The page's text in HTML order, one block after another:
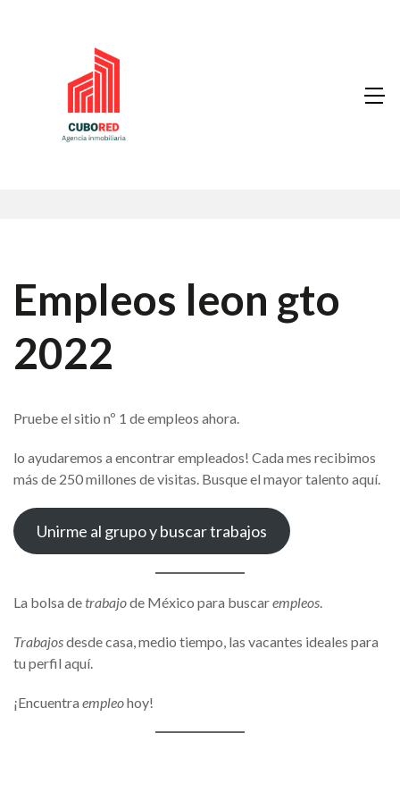
Empleos leon gto
2022
Pruebe el sitio nº 1 de empleos ahora.
lo ayudaremos a encontrar empleados! Cada mes recibimos
más de 250 millones de visitas. Busque el mayor talento aquí.
Unirme al grupo y buscar trabajos
La bolsa detrabajode México para buscarempleos.
Trabajosdesde casa, medio tiempo, las vacantes ideales para
tu perfil aquí.
¡Encuentra empleohoy!